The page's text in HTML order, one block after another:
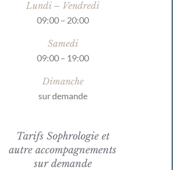
Lundi – Vendredi
09:00 – 20:00
Samedi
09:00 – 19:00
Dimanche
sur demande
Tarifs Sophrologie et
autre accompagnements
sur demande